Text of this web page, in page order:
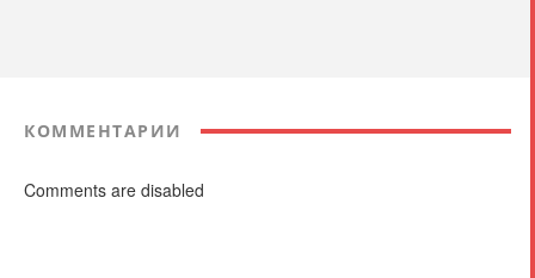
КОММЕНТАРИИ
Comments are disabled